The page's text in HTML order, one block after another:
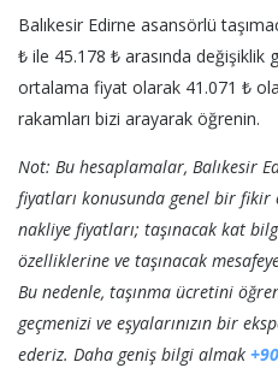
Balıkesir Edirne asansörlü
₺ ile 45.178 ₺ arasında
ortalama fiyat olarak 41.071 ₺
rakamları bizi arayarak öğrenin.
Not: Bu hesaplamalar, Balıkesir
fiyatları konusunda genel bir fikir
nakliye fiyatları; taşınacak kat
özelliklerine ve taşınacak
Bu nedenle, taşınma ücretini
geçmenizi ve eşyalarınızın bir
ederiz. Daha geniş bilgi almak